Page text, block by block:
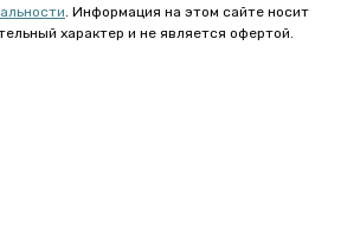
. Информация на этом сайте носит
характер и не является офертой.